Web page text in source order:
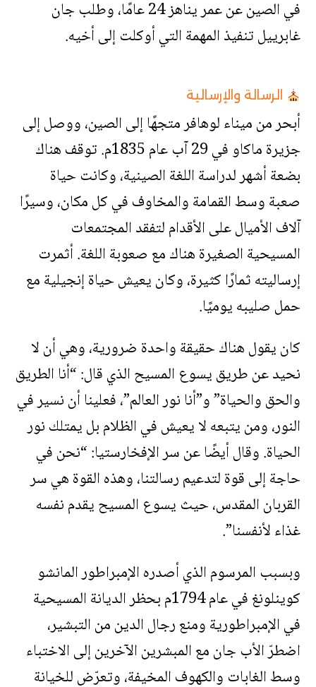
في الصين عن عمر يناهز 24 عامًا، وطلب جان
غابرييل تنفيذ المهمة التي أوكلت إلى أخيه.
الرسالة والإرسالية
أبحر من ميناء لوهافر متجهًا إلى الصين، ووصل إلى
جزيرة ماكاو في 29 آب عام 1835م. توقف هناك
بضعة أشهر لدراسة اللغة الصينية، وكانت حياة
صعبة وسط القمامة والمخاوف في كل مكان، وسيرًا
آلاف الأميال على الأقدام لتفقد المجتمعات
المسيحية الصغيرة هناك مع صعوبة اللغة. أثمرت
إرساليته ثمارًا كثيرة، وكان يعيش حياة إنجيلية مع
حمل صليبه يوميًا.
كان يقول هناك حقيقة واحدة ضرورية، وهي أن لا
نحيد عن طريق يسوع المسيح الذي قال: “أنا الطريق
والحق والحياة” و”أنا نور العالم”، فعلينا أن نسير في
النور، ومن يتبعه لا يعيش في الظلام بل يمتلك نور
الحياة. وقال أيضًا عن سر الإفخارستيا: “نحن في
حاجة إلى قوة لتدعيم رسالتنا، وهذه القوة هي سر
القربان المقدس، حيث يسوع المسيح يقدم نفسه
غذاء لأنفسنا”.
وبسبب المرسوم الذي أصدره الإمبراطور المانشو
كوينلونغ في عام 1794م بحظر الديانة المسيحية
في الإمبراطورية ومنع رجال الدين من التبشير،
اضطرّ الأب جان مع المبشرين الآخرين إلى الاختباء
وسط الغابات والكهوف المخيفة، وتعرّض للخيانة